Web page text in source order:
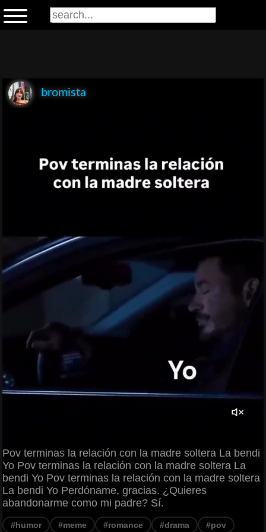
bromista
Pov terminas la relación con la madre soltera La bendi
Yo Pov terminas la relación con la madre soltera La
bendi Yo Pov terminas la relación con la madre soltera
La bendi Yo Perdóname, gracias. ¿Quieres
abandonarme como mi padre? Sí.
#humor #meme #romance #drama #pov